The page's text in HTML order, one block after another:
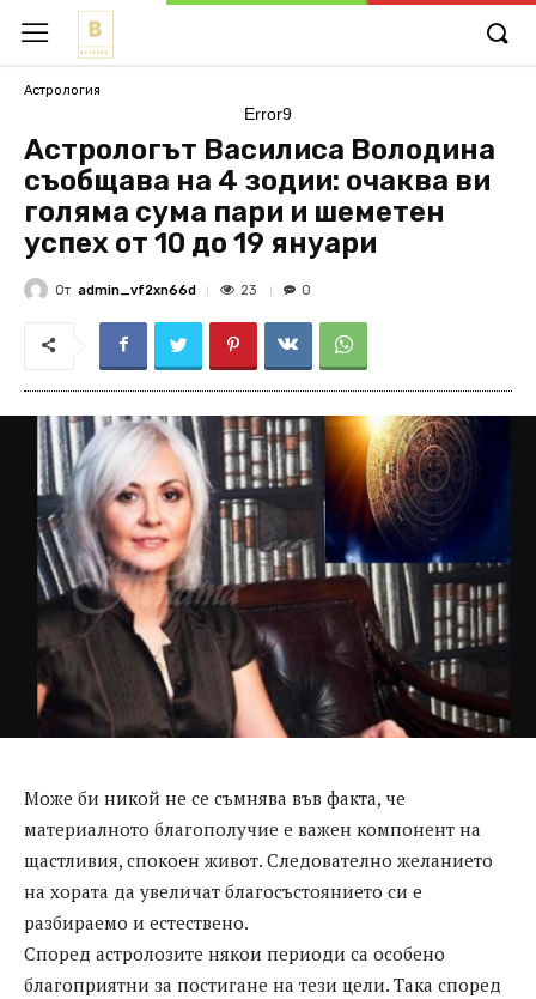
Астрология
Error9
Астрологът Василиса Володина
съобщава на 4 зодии: очаква ви
голяма сума пари и шеметен
успех от 10 до 19 януари
От admin_vf2xn66d 23 0
Може би никой не се съмнява във факта, че
материалното благополучие е важен компонент на
щастливия, спокоен живот. Следователно желанието
на хората да увеличат благосъстоянието си е
разбираемо и естествено.
Според астролозите някои периоди са особено
благоприятни за постигане на тези цели. Така според